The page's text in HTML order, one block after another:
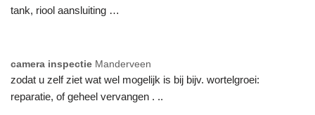
tank, riool aansluiting …
camera inspectie Manderveen
zodat u zelf ziet wat wel mogelijk is bij bijv. wortelgroei:
reparatie, of geheel vervangen . ..